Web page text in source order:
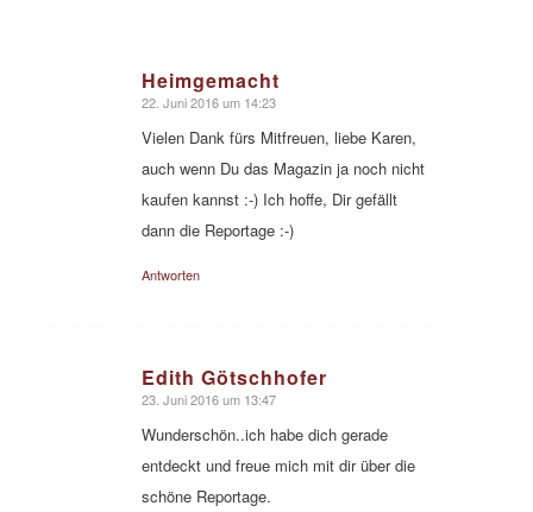
Heimgemacht
sagte:
22. Juni 2016 um 14:23
Vielen Dank fürs Mitfreuen, liebe Karen,
auch wenn Du das Magazin ja noch nicht
kaufen kannst :-) Ich hoffe, Dir gefällt
dann die Reportage :-)
Antworten
Edith Götschhofer
sagte:
23. Juni 2016 um 13:47
Wunderschön..ich habe dich gerade
entdeckt und freue mich mit dir über die
schöne Reportage.